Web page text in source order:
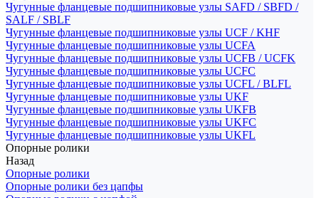
Чугунные фланцевые подшипниковые узлы SAFD / SBFD /
SALF / SBLF
Чугунные фланцевые подшипниковые узлы UCF / KHF
Чугунные фланцевые подшипниковые узлы UCFA
Чугунные фланцевые подшипниковые узлы UCFB / UCFK
Чугунные фланцевые подшипниковые узлы UCFC
Чугунные фланцевые подшипниковые узлы UCFL / BLFL
Чугунные фланцевые подшипниковые узлы UKF
Чугунные фланцевые подшипниковые узлы UKFB
Чугунные фланцевые подшипниковые узлы UKFC
Чугунные фланцевые подшипниковые узлы UKFL
Опорные ролики
Назад
Опорные ролики
Опорные ролики без цапфы